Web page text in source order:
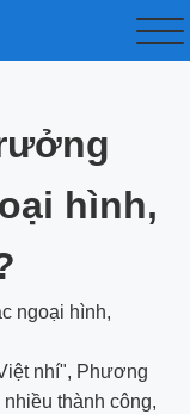
hình,
nhí", Phương
thành công,